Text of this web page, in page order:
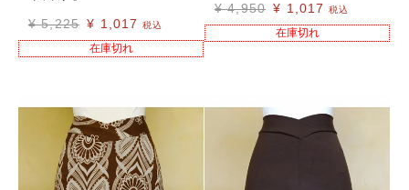
¥ 5,225 ¥ 1,017 税込
在庫切れ
¥ 4,950 ¥ 1,017 税込
在庫切れ